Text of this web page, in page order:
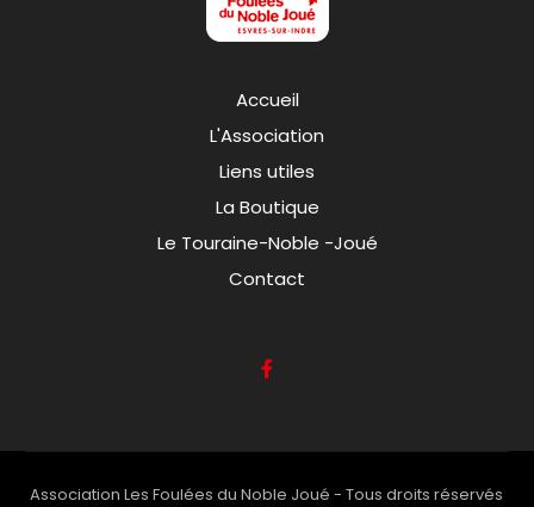
Accueil
L'Association
Liens utiles
La Boutique
Le Touraine-Noble -Joué
Contact
Association Les Foulées du Noble Joué - Tous droits réservés